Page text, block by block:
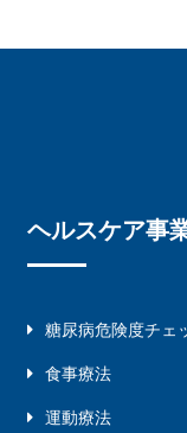
ヘルスケア事
糖尿病危険度チェ
食事療法
運動療法